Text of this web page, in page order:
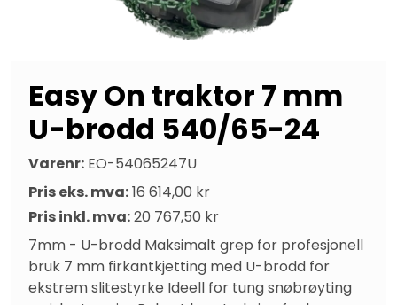
Easy On traktor 7 mm
U-brodd 540/65-24
Varenr: EO-54065247U
Pris eks. mva:16 614,00 kr
Pris inkl. mva:20 767,50 kr
7mm - U-brodd Maksimalt grep for profesjonell
bruk 7 mm firkantkjetting med U-brodd for
ekstrem slitestyrke Ideell for tung snøbrøyting